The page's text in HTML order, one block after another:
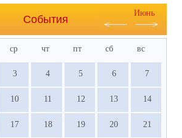
События
Июнь
ср чт пт сб вс
3 4 5 6 7
10 11 12 13 14
17 18 19 20 21